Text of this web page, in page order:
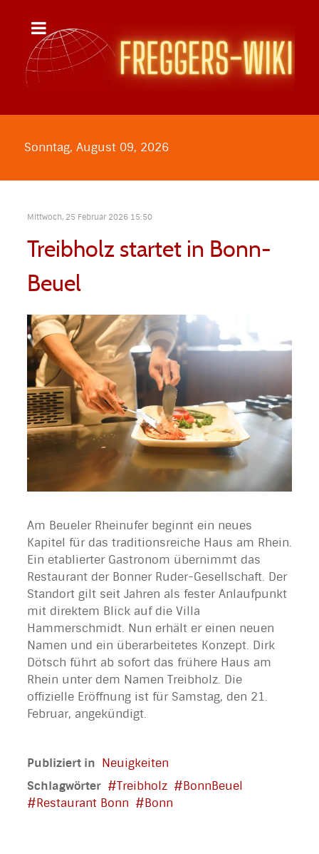
Sonntag, August 09, 2026
Mittwoch, 25 Februar 2026 15:50
Treibholz startet in Bonn-
Beuel
Am Beueler Rheinufer beginnt ein neues
Kapitel für das traditionsreiche Haus am Rhein.
Ein etablierter Gastronom übernimmt das
Restaurant der Bonner Ruder-Gesellschaft. Der
Standort gilt seit Jahren als fester Anlaufpunkt
mit direktem Blick auf die Villa
Hammerschmidt. Nun erhält er einen neuen
Namen und ein überarbeitetes Konzept. Dirk
Dötsch führt ab sofort das frühere Haus am
Rhein unter dem Namen Treibholz. Die
offizielle Eröffnung ist für Samstag, den 21.
Februar, angekündigt.
Publiziert in Neuigkeiten
Schlagwörter
Treibholz
BonnBeuel
Restaurant Bonn
Bonn